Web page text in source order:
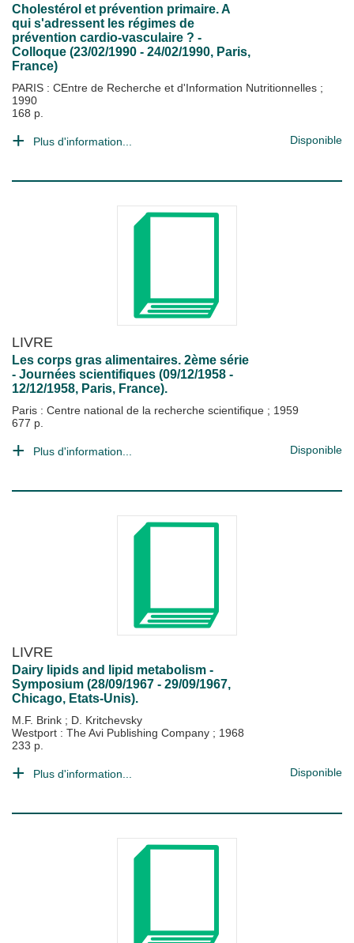
Cholestérol et prévention primaire. A
qui s'adressent les régimes de
prévention cardio-vasculaire ? -
Colloque (23/02/1990 - 24/02/1990, Paris,
France)
PARIS : CEntre de Recherche et d'Information Nutritionnelles ;
1990
168 p.
Plus d'information... Disponible
LIVRE
Les corps gras alimentaires. 2ème série
- Journées scientifiques (09/12/1958 -
12/12/1958, Paris, France).
Paris : Centre national de la recherche scientifique ; 1959
677 p.
Plus d'information... Disponible
LIVRE
Dairy lipids and lipid metabolism -
Symposium (28/09/1967 - 29/09/1967,
Chicago, Etats-Unis).
M.F. Brink ; D. Kritchevsky
Westport : The Avi Publishing Company ; 1968
233 p.
Plus d'information... Disponible